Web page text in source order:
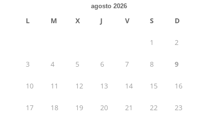
agosto 2026
L M X J V S D
1 2
3 4 5 6 7 8 9
10 11 12 13 14 15 16
17 18 19 20 21 22 23